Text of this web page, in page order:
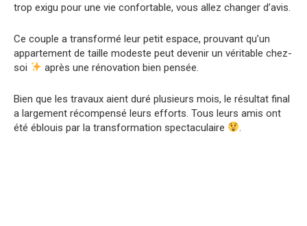
trop exigu pour une vie confortable, vous allez changer d’avis.
Ce couple a transformé leur petit espace, prouvant qu’un
appartement de taille modeste peut devenir un véritable chez-
soi
après une rénovation bien pensée.
Bien que les travaux aient duré plusieurs mois, le résultat final
a largement récompensé leurs efforts. Tous leurs amis ont
été éblouis par la transformation spectaculaire
.